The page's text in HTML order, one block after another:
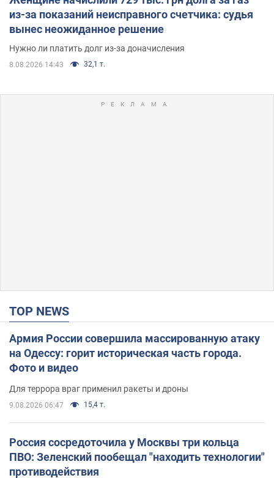
из-за показаний неисправного счетчика: судья
вынес неожиданное решение
Нужно ли платить долг из-за доначисления
8.08.2026 14:43 32,1 т.
TOP NEWS
Армия России совершила массированную атаку
на Одессу: горит историческая часть города.
Фото и видео
Для террора враг применил ракеты и дроны
9.08.2026 06:47 15,4 т.
Россия сосредоточила у Москвы три кольца
ПВО: Зеленский пообещал "находить технологии"
противодействия